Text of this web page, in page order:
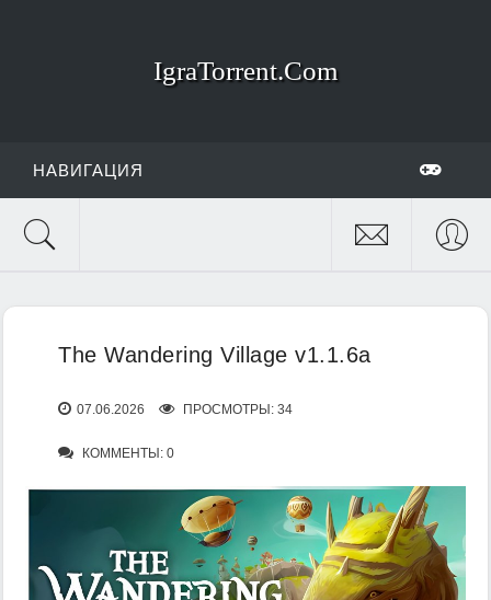
IgraTorrent.Com
НАВИГАЦИЯ
The Wandering Village v1.1.6a
07.06.2026 ПРОСМОТРЫ: 34
КОММЕНТЫ: 0